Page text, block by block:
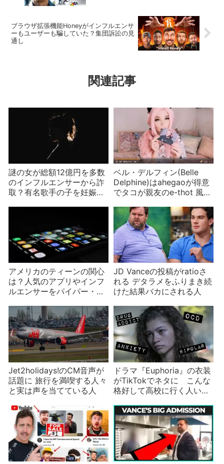
ブラウザ拡張機能Honeyがインフルエンサ
ーもユーザーも騙していた？集団訴訟の見
通し
関連記事
謎の女が総額12億円を多数
のインフルエンサーから詐
取？有名歌手の子を妊娠、
ベル・デルフィン(Belle
Delphine)はahegaoが得意
でタコが親友のe-thot 風呂
アメリカのティーンの関心
は？人気のアプリやインフ
ルエンサーをパイパー・サ
JD Vanceの投稿がratioさ
れる デタラメをふりまき続
けた結果バカにされる人
Jet2holidays!のCM音声が
話題に 旅行を満喫する人々
と実は声を当てている人
ドラマ『Euphoria』の衣装
がTikTokでネタに こんな
格好して高校に行く人いる